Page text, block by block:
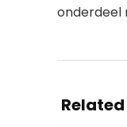
onderdeel